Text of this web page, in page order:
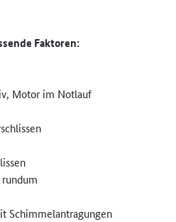
Faktoren:
Motor im Notlauf
Schimmelantragungen